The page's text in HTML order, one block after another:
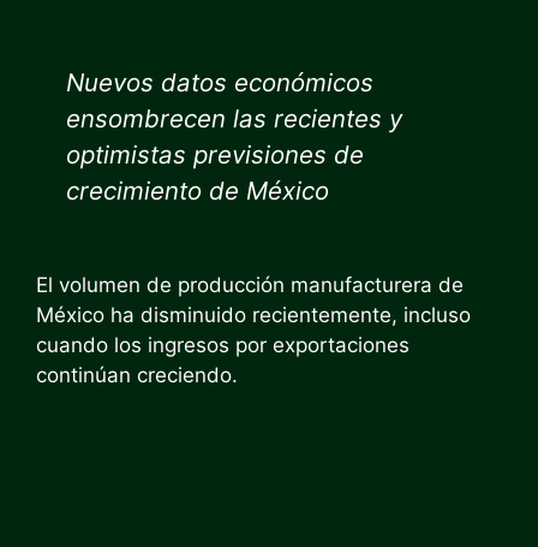
Nuevos datos económicos
ensombrecen las recientes y
optimistas previsiones de
crecimiento de México
El volumen de producción manufacturera de
México ha disminuido recientemente, incluso
cuando los ingresos por exportaciones
continúan creciendo.